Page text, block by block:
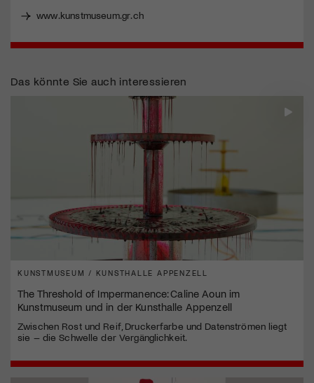
www.kunstmuseum.gr.ch
Das könnte Sie auch interessieren
KUNSTMUSEUM / KUNSTHALLE APPENZELL
The Threshold of Impermanence: Caline Aoun im
Kunstmuseum und in der Kunsthalle Appenzell
Zwischen Rost und Reif, Druckerfarbe und Datenströmen liegt
sie – die Schwelle der Vergänglichkeit.